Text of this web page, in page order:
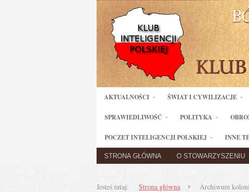
AKTUALNOŚCI ŚWIAT I CYWILIZACJE
SPRAWIEDLIWOŚĆ POLITYKA
POCZET INTELIGENCJI POLSKIEJ INNE
STRONA GŁÓWNA O STOWARZYSZENIU
Jesteś tutaj: Strona główna Archiwum